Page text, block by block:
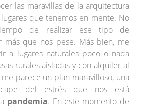
las maravillas de la arquitectura
que tenemos en mente. No
de realizar ese tipo de
más que nos pese. Más bien, me
a lugares naturales poco o nada
rurales aisladas y con alquiler al
parece un plan maravilloso, una
del estrés que nos está
pandemia. En este momento de